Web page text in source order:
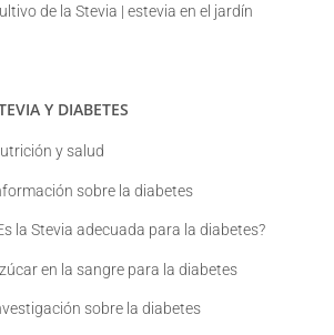
de la Stevia | estevia en el jardín
Y DIABETES
y salud
sobre la diabetes
la Stevia adecuada para la diabetes?
en la sangre para la diabetes
sobre la diabetes